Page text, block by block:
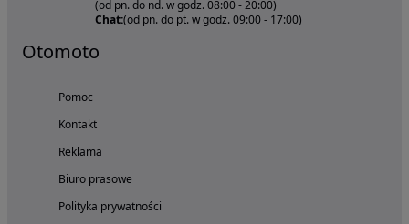
(od pn. do nd. w godz. 08:00 - 20:00)
Chat:(od pn. do pt. w godz. 09:00 - 17:00)
Otomoto
Pomoc
Kontakt
Reklama
Biuro prasowe
Polityka prywatności